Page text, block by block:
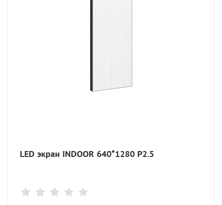
LED экран INDOOR 640*1280 P2.5